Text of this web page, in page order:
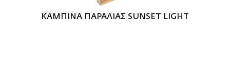
ΚΑΜΠΙΝΑ ΠΑΡΑΛΙΑΣ SUNSET LIGHT